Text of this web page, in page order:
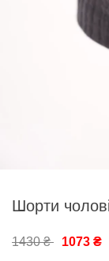
Шорти
1430 ₴ 1073 ₴